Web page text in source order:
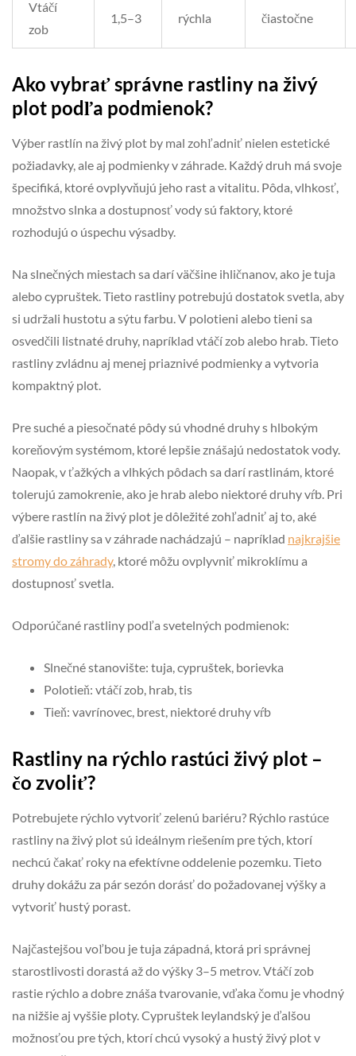
Vtáčí
zob
1,5–3 rýchla čiastočne
Ako vybrať správne rastliny na živý
plot podľa podmienok?
Výber rastlín na živý plot by mal zohľadniť nielen estetické
požiadavky, ale aj podmienky v záhrade. Každý druh má svoje
špecifiká, ktoré ovplyvňujú jeho rast a vitalitu. Pôda, vlhkosť,
množstvo slnka a dostupnosť vody sú faktory, ktoré
rozhodujú o úspechu výsadby.
Na slnečných miestach sa darí väčšine ihličnanov, ako je tuja
alebo cypruštek. Tieto rastliny potrebujú dostatok svetla, aby
si udržali hustotu a sýtu farbu. V polotieni alebo tieni sa
osvedčili listnaté druhy, napríklad vtáčí zob alebo hrab. Tieto
rastliny zvládnu aj menej priaznivé podmienky a vytvoria
kompaktný plot.
Pre suché a piesočnaté pôdy sú vhodné druhy s hlbokým
koreňovým systémom, ktoré lepšie znášajú nedostatok vody.
Naopak, v ťažkých a vlhkých pôdach sa darí rastlinám, ktoré
tolerujú zamokrenie, ako je hrab alebo niektoré druhy vŕb. Pri
výbere rastlín na živý plot je dôležité zohľadniť aj to, aké
ďalšie rastliny sa v záhrade nachádzajú – napríklad najkrajšie
stromy do záhrady, ktoré môžu ovplyvniť mikroklímu a
dostupnosť svetla.
Odporúčané rastliny podľa svetelných podmienok:
Slnečné stanovište: tuja, cypruštek, borievka
Polotieň: vtáčí zob, hrab, tis
Tieň: vavrínovec, brest, niektoré druhy vŕb
Rastliny na rýchlo rastúci živý plot –
čo zvoliť?
Potrebujete rýchlo vytvoriť zelenú bariéru? Rýchlo rastúce
rastliny na živý plot sú ideálnym riešením pre tých, ktorí
nechcú čakať roky na efektívne oddelenie pozemku. Tieto
druhy dokážu za pár sezón dorásť do požadovanej výšky a
vytvoriť hustý porast.
Najčastejšou voľbou je tuja západná, ktorá pri správnej
starostlivosti dorastá až do výšky 3–5 metrov. Vtáčí zob
rastie rýchlo a dobre znáša tvarovanie, vďaka čomu je vhodný
na nižšie aj vyššie ploty. Cypruštek leylandský je ďalšou
možnosťou pre tých, ktorí chcú vysoký a hustý živý plot v